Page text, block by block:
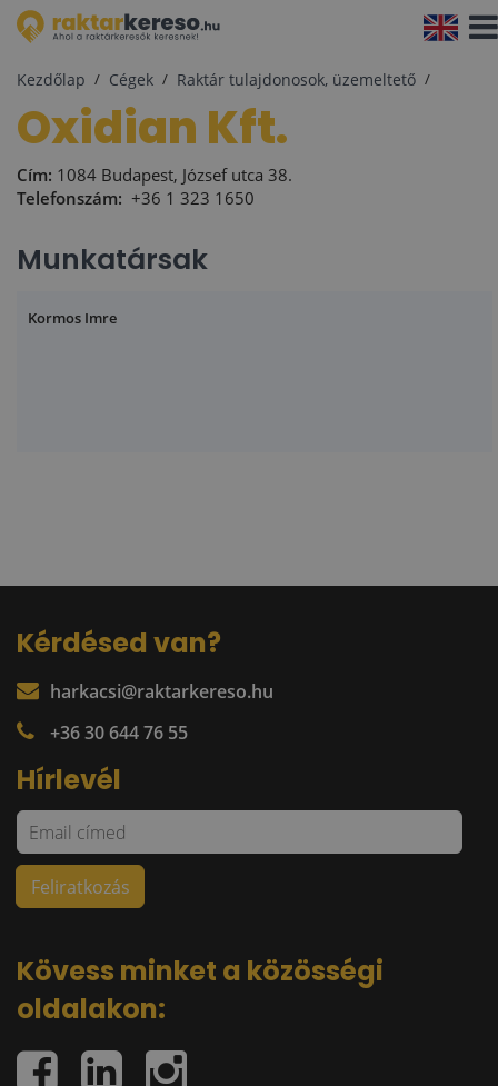
Kezdőlap Cégek Raktár tulajdonosok, üzemeltető
Oxidian Kft.
Cím: 1084 Budapest, József utca 38.
Telefonszám: +36 1 323 1650
Munkatársak
Kormos Imre
Kérdésed van?
harkacsi@raktarkereso.hu
+36 30 644 76 55
Hírlevél
Kövess minket a közösségi
oldalakon: